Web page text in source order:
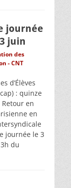
journée
juin
des
- CNT
d’Élèves
: quinze
en
en
journée le 3
du